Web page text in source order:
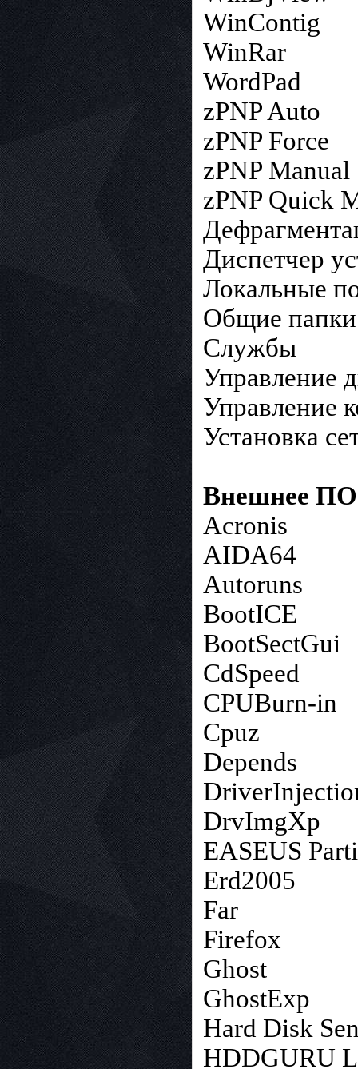
WinContig
WinRar
WordPad
zPNP Auto
zPNP Force
zPNP Manual
zPNP Quick
Диспетчер
Локальные
Общие папки
Службы
Управление
Управление
Установка
Внешнее ПО
Acronis
AIDA64
Autoruns
BootICE
BootSectGui
CdSpeed
CPUBurn-in
Cpuz
Depends
DrvImgXp
EASEUS
Erd2005
Far
Firefox
Ghost
GhostExp
Hard Disk
HDDGURU